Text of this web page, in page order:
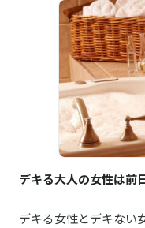
デキる大人の女性は前
デキる女性とデキない